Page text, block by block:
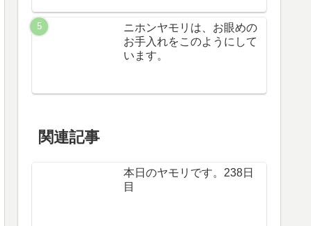
ニホンヤモリは、お眼めの
お手入れをこのようにして
います。
関連記事
本日のヤモリです。238日
目